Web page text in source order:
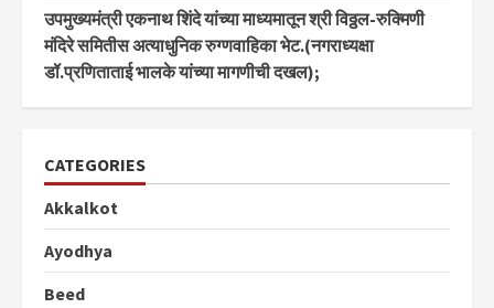
उपमुख्यमंत्री एकनाथ शिंदे यांच्या माध्यमातून श्री विठ्ठल-रुक्मिणी
मंदिरे समितीस अत्याधुनिक रुग्णवाहिका भेट.(नगराध्यक्षा
डॉ.प्रणिताताई भालके यांच्या मागणीची दखल);
CATEGORIES
Akkalkot
Ayodhya
Beed